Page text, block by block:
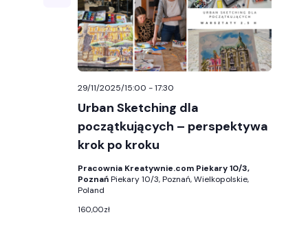
Urban Sketching dla
początkujących – perspektywa
krok po kroku
29/11/2025/15:00 -17:30
Pracownia Kreatywnie.com Piekary 10/3,
PoznańPiekary 10/3, Poznań, Wielkopolskie,
Poland
160,00zł